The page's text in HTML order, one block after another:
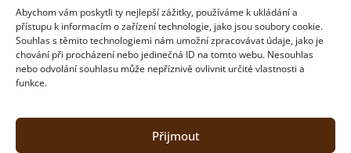
Abychom vám poskytli ty nejlepší zážitky, používáme k ukládání a
přístupu k informacím o zařízení technologie, jako jsou soubory cookie.
Souhlas s těmito technologiemi nám umožní zpracovávat údaje, jako je
chování při procházení nebo jedinečná ID na tomto webu. Nesouhlas
nebo odvolání souhlasu může nepříznivě ovlivnit určité vlastnosti a
funkce.
Přijmout
Tenerife – toulky kolem banánových plantáží
(II. část)